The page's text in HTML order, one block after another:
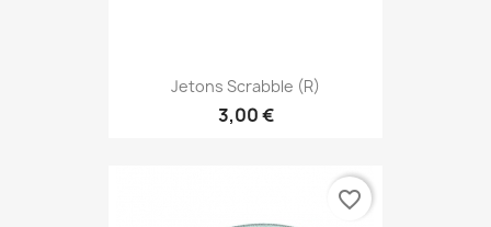
Jetons Scrabble (r)
3,00 €
favorite_border